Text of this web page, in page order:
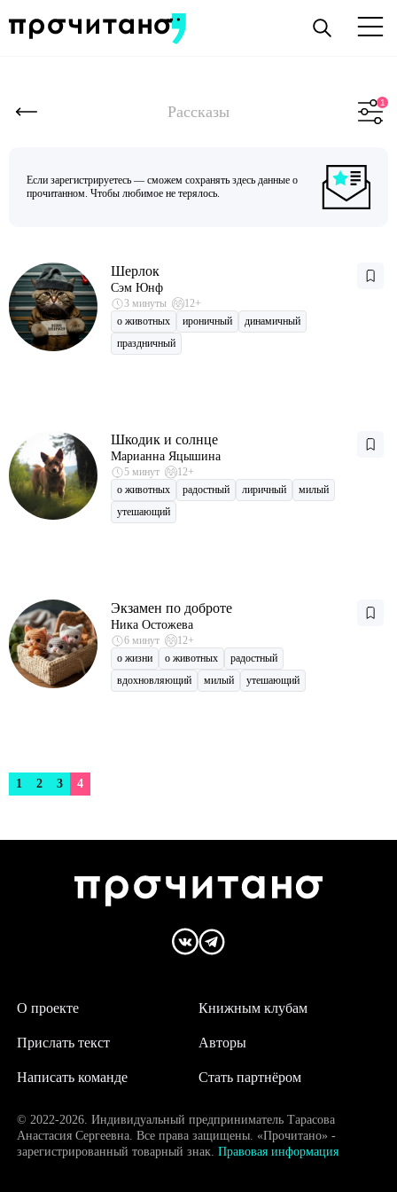
Рассказы
Если зарегистрируетесь — сможем сохранять здесь данные о
прочитанном. Чтобы любимое не терялось.
Шерлок
Сэм Юнф
3 минуты
12+
о животных
ироничный
динамичный
праздничный
Шкодик и солнце
Марианна Яцышина
5 минут
12+
о животных
радостный лиричный
милый
утешающий
Экзамен по доброте
Ника Остожева
6 минут
12+
о жизни
о животных
радостный
вдохновляющий
милый утешающий
1 2 3 4
О проекте
Написать команде
Авторы
Прислать текст
Книжным клубам
Стать партнёром
© 2022-2026. Индивидуальный предприниматель Тарасова
Анастасия Сергеевна. Все права защищены. «Прочитано» -
зарегистрированный товарный знак. Правовая информация